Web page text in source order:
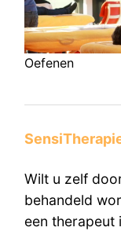
Oefenen
Wilt u zelf
behandeld
een therapeut